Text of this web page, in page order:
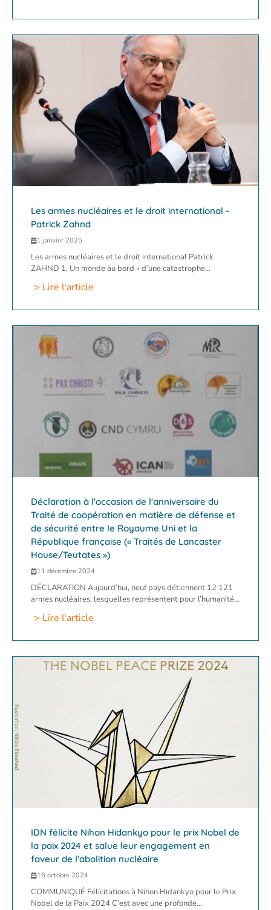
Les armes nucléaires et le droit international -
Patrick Zahnd
1 janvier 2025
Les armes nucléaires et le droit international Patrick
ZAHND 1. Un monde au bord « d’une catastrophe...
> Lire l'article
Déclaration à l'occasion de l'anniversaire du
Traité de coopération en matière de défense et
de sécurité entre le Royaume Uni et la
République française (« Traités de Lancaster
House/Teutates »)
11 décembre 2024
DÉCLARATION Aujourd’hui, neuf pays détiennent 12 121
armes nucléaires, lesquelles représentent pour l’humanité...
> Lire l'article
IDN félicite Nihon Hidankyo pour le prix Nobel de
la paix 2024 et salue leur engagement en
faveur de l'abolition nucléaire
16 octobre 2024
COMMUNIQUÉ Félicitations à Nihon Hidankyo pour le Prix
Nobel de la Paix 2024 C’est avec une profonde...